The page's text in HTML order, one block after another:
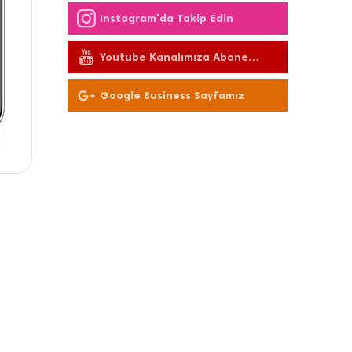
Instagram'da Takip Edin
Youtube Kanalımıza Abone
Olun
Google Business Sayfamız